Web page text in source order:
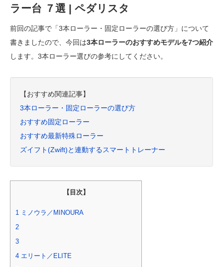
ラー台 ７選 | ペダリスタ
前回の記事で「3本ローラー・固定ローラーの選び方」について
書きましたので、今回は3本ローラーのおすすめモデルを7つ紹介
します。3本ローラー選びの参考にしてください。
【おすすめ関連記事】
3本ローラー・固定ローラーの選び方
おすすめ固定ローラー
おすすめ最新特殊ローラー
ズイフト(Zwift)と連動するスマートトレーナー
【目次】
1 ミノウラ／MINOURA
2
3
4 エリート／ELITE